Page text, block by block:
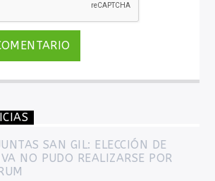
SAN GIL: ELECCIÓN DE
NO PUDO REALIZARSE POR